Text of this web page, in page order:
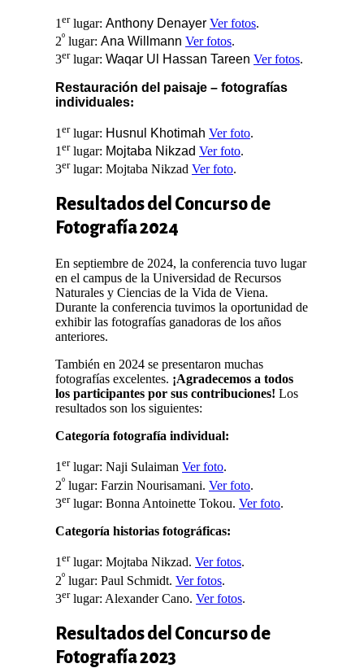
1 erlugar: Anthony Denayer Ver fotos.
2º lugar: Ana Willmann Ver fotos.
3erlugar: Waqar Ul Hassan Tareen Ver fotos.
Restauración del paisaje – fotografías
individuales:
1 erlugar: Husnul Khotimah Ver foto.
1 erlugar: Mojtaba Nikzad Ver foto.
3erlugar: Mojtaba Nikzad Ver foto.
Resultados del Concurso de
Fotografía 2024
En septiembre de 2024, la conferencia tuvo lugar
en el campus de la Universidad de Recursos
Naturales y Ciencias de la Vida de Viena.
Durante la conferencia tuvimos la oportunidad de
exhibir las fotografías ganadoras de los años
anteriores.
También en 2024 se presentaron muchas
fotografías excelentes. ¡Agradecemos a todos
los participantes por sus contribuciones! Los
resultados son los siguientes:
Categoría fotografía individual:
1erlugar: Naji Sulaiman Ver foto.
2º lugar: Farzin Nourisamani. Ver foto.
3erlugar: Bonna Antoinette Tokou. Ver foto.
Categoría historias fotográficas:
1erlugar: Mojtaba Nikzad. Ver fotos.
2º lugar: Paul Schmidt. Ver fotos.
3erlugar: Alexander Cano. Ver fotos.
Resultados del Concurso de
Fotografía 2023